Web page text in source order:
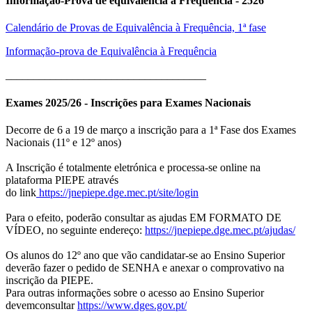
Calendário de Provas de Equivalência à Frequência, 1ª fase
Informação-prova de Equivalência à Frequência
Exames 2025/26 - Inscrições para Exames Nacionais
Decorre de 6 a 19 de março a inscrição para a 1ª Fase dos Exames
Nacionais (11º e 12º anos)
A Inscrição é totalmente eletrónica e processa-se online na
plataforma PIEPE através
do link https://jnepiepe.dge.mec.pt/site/login
Para o efeito, poderão consultar as ajudas EM FORMATO DE
VÍDEO, no seguinte endereço: https://jnepiepe.dge.mec.pt/ajudas/
Os alunos do 12º ano que vão candidatar-se ao Ensino Superior
deverão fazer o pedido de SENHA e anexar o comprovativo na
inscrição da PIEPE.
Para outras informações sobre o acesso ao Ensino Superior
devemconsultarhttps://www.dges.gov.pt/